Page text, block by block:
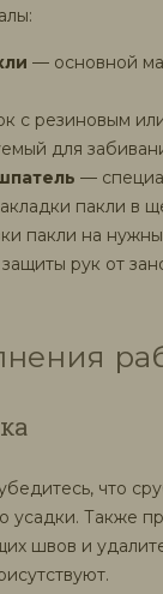
— основной
с резиновым
для
—
пакли в
пакли на
рук от
что
усадки. Также
швов и